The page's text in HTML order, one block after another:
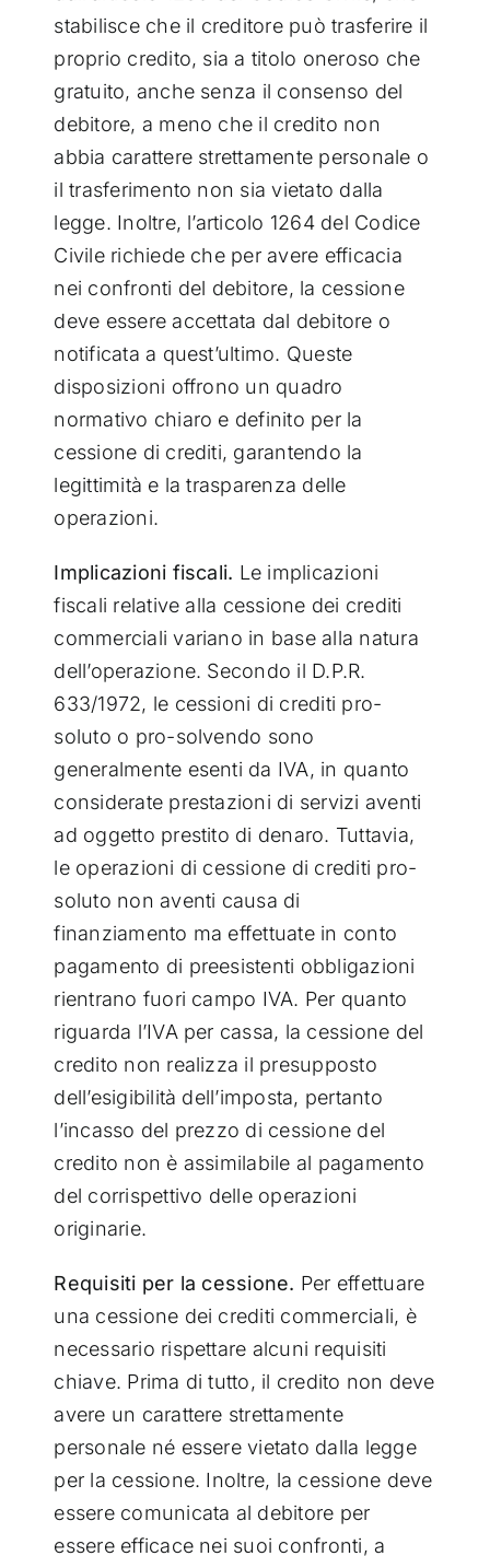
stabilisce che il creditore può trasferire il
proprio credito, sia a titolo oneroso che
gratuito, anche senza il consenso del
debitore, a meno che il credito non
abbia carattere strettamente personale o
il trasferimento non sia vietato dalla
legge. Inoltre, l’articolo 1264 del Codice
Civile richiede che per avere efficacia
nei confronti del debitore, la cessione
deve essere accettata dal debitore o
notificata a quest’ultimo. Queste
disposizioni offrono un quadro
normativo chiaro e definito per la
cessione di crediti, garantendo la
legittimità e la trasparenza delle
operazioni.
Implicazioni fiscali. Le implicazioni
fiscali relative alla cessione dei crediti
commerciali variano in base alla natura
dell’operazione. Secondo il D.P.R.
633/1972, le cessioni di crediti pro-
soluto o pro-solvendo sono
generalmente esenti da IVA, in quanto
considerate prestazioni di servizi aventi
ad oggetto prestito di denaro. Tuttavia,
le operazioni di cessione di crediti pro-
soluto non aventi causa di
finanziamento ma effettuate in conto
pagamento di preesistenti obbligazioni
rientrano fuori campo IVA. Per quanto
riguarda l’IVA per cassa, la cessione del
credito non realizza il presupposto
dell’esigibilità dell’imposta, pertanto
l’incasso del prezzo di cessione del
credito non è assimilabile al pagamento
del corrispettivo delle operazioni
originarie.
Requisiti per la cessione. Per effettuare
una cessione dei crediti commerciali, è
necessario rispettare alcuni requisiti
chiave. Prima di tutto, il credito non deve
avere un carattere strettamente
personale né essere vietato dalla legge
per la cessione. Inoltre, la cessione deve
essere comunicata al debitore per
essere efficace nei suoi confronti, a